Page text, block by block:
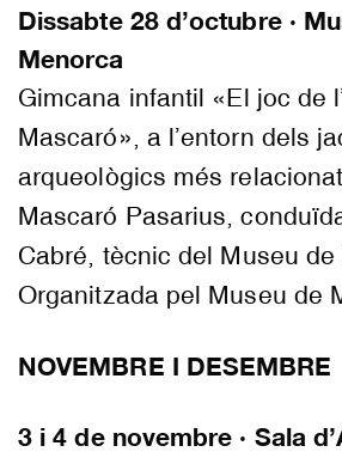
Dissabte 28 d’octubre ·
Menorca
Gimcana infantil «El joc de
Mascaró», a l’entorn dels
arqueològics més
Mascaró Pasarius,
Cabré, tècnic del Museu de
Organitzada pel Museu de
NOVEMBRE I DESEMBRE
3 i 4 de novembre · Sala